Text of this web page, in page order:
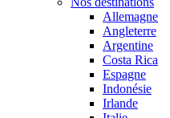
Allemagne
Angleterre
Argentine
Costa Rica
Espagne
Indonésie
Irlande